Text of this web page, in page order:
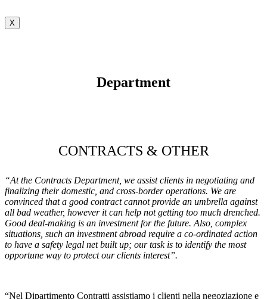
X
Department
CONTRACTS & OTHER
“At the Contracts Department, we assist clients in negotiating and
finalizing their domestic, and cross-border operations. We are
convinced that a good contract cannot provide an umbrella against
all bad weather, however it can help not getting too much drenched.
Good deal-making is an investment for the future. Also, complex
situations, such an investment abroad require a co-ordinated action
to have a safety legal net built up; our task is to identify the most
opportune way to protect our clients interest”.
“Nel Dipartimento Contratti assistiamo i clienti nella negoziazione e